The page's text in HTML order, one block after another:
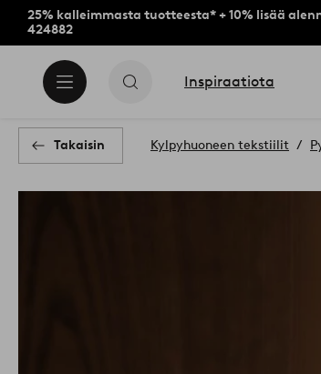
25% kalleimmasta tuotteesta* + 10% lisää
424882
Inspiraatiota
Takaisin Kylpyhuoneen tekstiilit